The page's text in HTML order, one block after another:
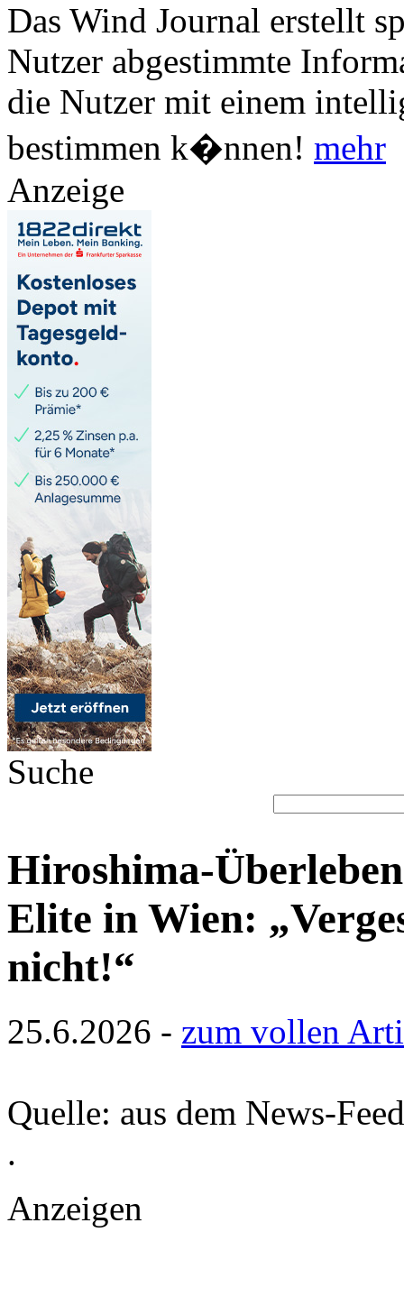
Das Wind Journal erstellt
Nutzer abgestimmte
die Nutzer mit einem
bestimmen k�nnen! mehr
Anzeige
Suche
Hiroshima-
Elite in Wien:
nicht!“
25.6.2026 - zum vollen
Quelle: aus dem News-
.
Anzeigen